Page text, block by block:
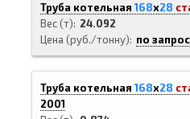
Труба котельная168х28
Вес (т)
24.092
Цена (руб./тонну)
по
Труба котельная168х28
2001